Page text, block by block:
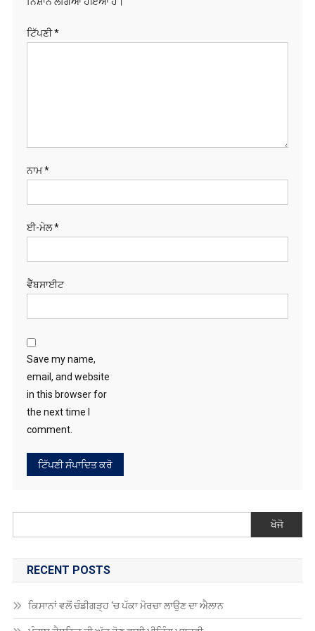
ਟਿੱਪਣੀ*
ਨਾਮ*
ਈ-ਮੇਲ*
ਵੈੱਬਸਾਈਟ
Save my name,
email, and website
in this browser for
the next time I
comment.
ਖੋਜੋ
RECENT POSTS
ਕਿਸਾਨਾਂ ਵਲੋਂ ਚੰਡੀਗੜ੍ਹ ‘ਚ ਪੱਕਾ ਮੋਰਚਾ ਲਾਉਣ ਦਾ ਐਲਾਨ